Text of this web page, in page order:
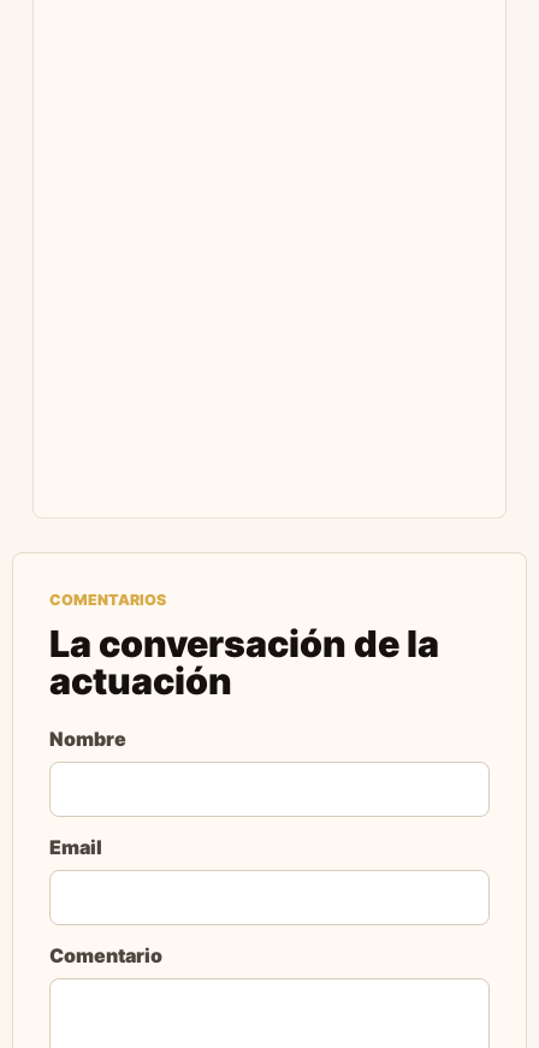
COMENTARIOS
La conversación de la
actuación
Nombre
Email
Comentario